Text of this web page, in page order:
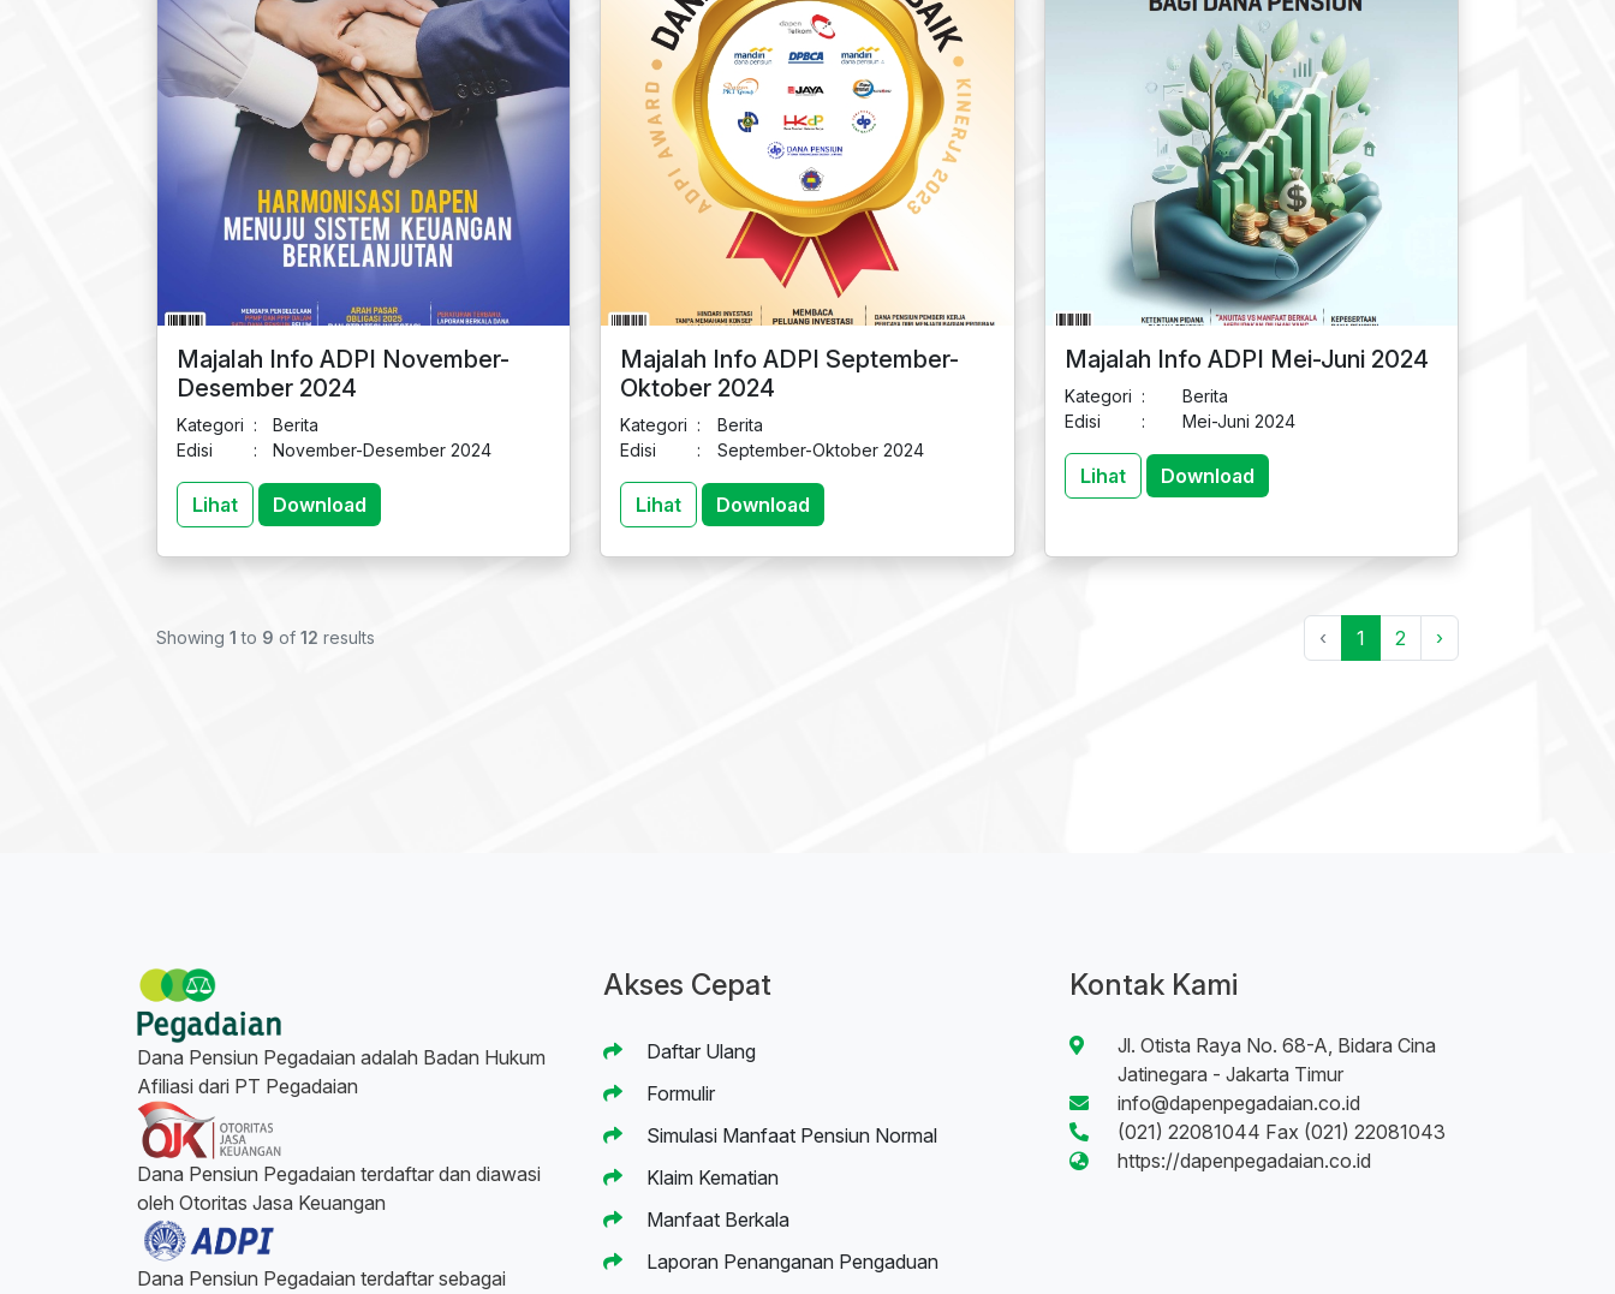
Majalah Info ADPI November-
Desember 2024
Kategori :
Berita
Edisi
: November-Desember 2024
Lihat Download
Majalah Info ADPI September-
Oktober 2024
Kategori :
Berita
Edisi
: September-Oktober 2024
Lihat Download
Majalah Info ADPI Mei-Juni 2024
Kategori :
Berita
Edisi
: Mei-Juni 2024
Lihat Download
Showing 1 to 9 of 12 results ‹ 1 2 ›
Dana Pensiun Pegadaian adalah Badan Hukum
Afiliasi dari PT Pegadaian
Dana Pensiun Pegadaian terdaftar dan diawasi
oleh Otoritas Jasa Keuangan
Dana Pensiun Pegadaian terdaftar sebagai
Akses Cepat
Daftar Ulang
Formulir
Simulasi Manfaat Pensiun Normal
Klaim Kematian
Manfaat Berkala
Laporan Penanganan Pengaduan
Kontak Kami
Jl. Otista Raya No. 68-A, Bidara Cina
Jatinegara - Jakarta Timur
info@dapenpegadaian.co.id
(021) 22081044 Fax (021) 22081043
https://dapenpegadaian.co.id